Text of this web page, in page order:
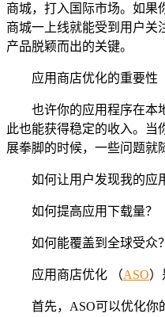
商城，打入国际市场。如果
商城一上线就能受到用户关
产品脱颖而出的关键。
应用商店优化的重要性
也许你的应用程序在本
此也能获得稳定的收入。当
展拳脚的时候，一些问题就
如何让用户发现我的应
如何提高应用下载量？
如何能覆盖到全球受众？
应用商店优化 （ASO）
首先，ASO可以优化你